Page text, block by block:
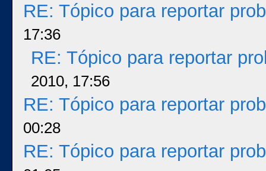
RE: Tópico para reportar
17:36
RE: Tópico para reportar
2010, 17:56
RE: Tópico para reportar
00:28
RE: Tópico para reportar